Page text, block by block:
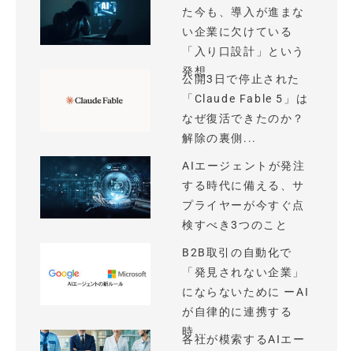
た今も、導入が進まな
い企業に欠けている
「入り口設計」という
発想
公開3日で停止された
「Claude Fable 5」は
なぜ復活できたのか？
解除の裏側...
AIエージェントが発注
する時代に備える、サ
プライヤーが今すぐ点
検すべき3つのこと
B2B取引の自動化で
「発見されない企業」
にならないために ーAI
が自律的に連携する
時...
各社が模索するAIエー